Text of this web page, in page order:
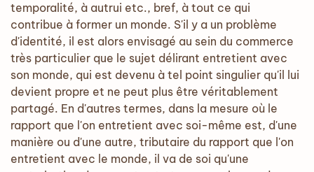
temporalité, à autrui etc., bref, à tout ce qui
contribue à former un monde. S'il y a un problème
d'identité, il est alors envisagé au sein du commerce
très particulier que le sujet délirant entretient avec
son monde, qui est devenu à tel point singulier qu'il lui
devient propre et ne peut plus être véritablement
partagé. En d'autres termes, dans la mesure où le
rapport que l'on entretient avec soi-même est, d'une
manière ou d'une autre, tributaire du rapport que l'on
entretient avec le monde, il va de soi qu'une